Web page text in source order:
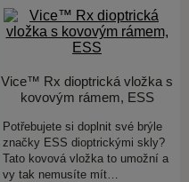
Vice™ Rx dioptrická vložka s
kovovým rámem, ESS
Potřebujete si doplnit své brýle
značky ESS dioptrickými skly?
Tato kovová vložka to umožní a
vy tak nemusíte mít…